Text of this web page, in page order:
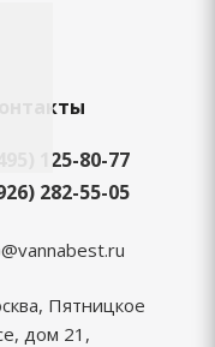
125-80-77
282-55-05
Пятницкое
дом 21,